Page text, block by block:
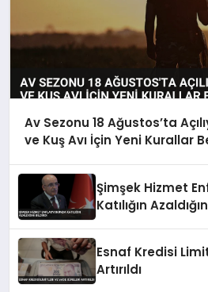
Av Sezonu 18 Ağustos’ta
ve Kuş Avı İçin Yeni Kurallar
Şimşek Hizmet
Katılığın
Esnaf Kredisi
Artırıldı